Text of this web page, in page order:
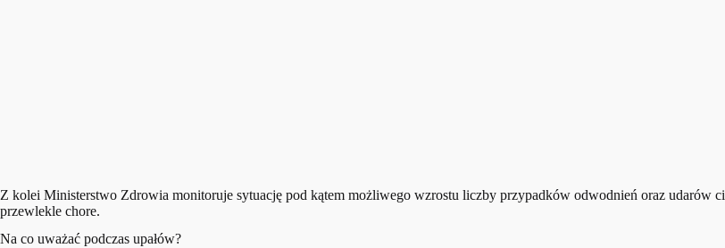
Z kolei Ministerstwo Zdrowia monitoruje sytuację pod kątem możliwego wzrostu liczby przypadków odwodnień oraz udarów
przewlekle chore.
Na co uważać podczas upałów?